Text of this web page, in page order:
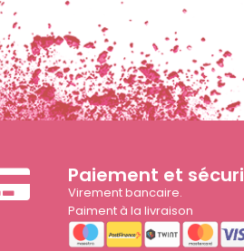
Paiement et
Virement bancaire.
Paiment à la livraison